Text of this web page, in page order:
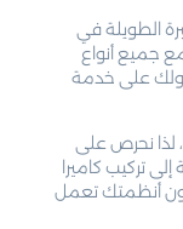
الطويلة في
جميع أنواع
على خدمة
لذا نحرص على
تركيب كاميرا
أنظمتك تعمل